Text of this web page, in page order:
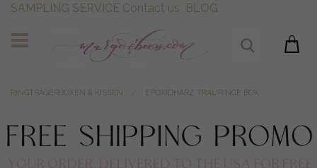
SAMPLING SERVICE Contact us BLOG
RINGTRÄGERBOXEN & KISSEN EPOXIDHARZ TRAURINGE BOX